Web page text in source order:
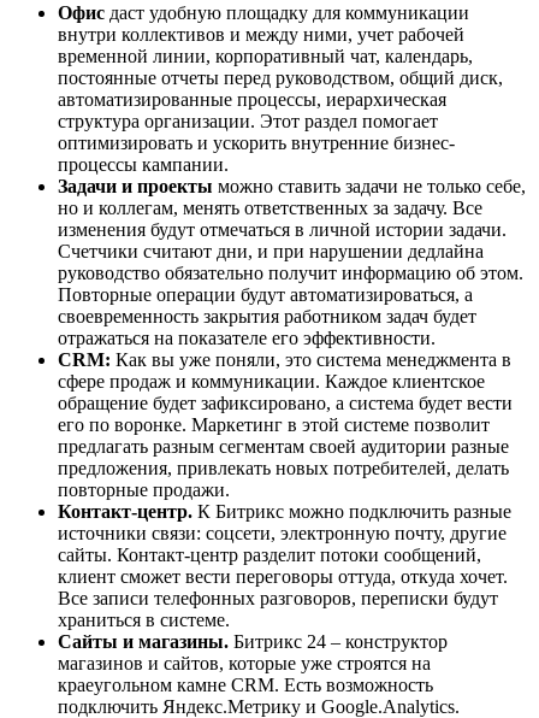
Офис даст удобную площадку для коммуникации
внутри коллективов и между ними, учет рабочей
временной линии, корпоративный чат, календарь,
постоянные отчеты перед руководством, общий диск,
автоматизированные процессы, иерархическая
структура организации. Этот раздел помогает
оптимизировать и ускорить внутренние бизнес-
процессы кампании.
Задачи и проекты можно ставить задачи не только себе,
но и коллегам, менять ответственных за задачу. Все
изменения будут отмечаться в личной истории задачи.
Счетчики считают дни, и при нарушении дедлайна
руководство обязательно получит информацию об этом.
Повторные операции будут автоматизироваться, а
своевременность закрытия работником задач будет
отражаться на показателе его эффективности.
CRM: Как вы уже поняли, это система менеджмента в
сфере продаж и коммуникации. Каждое клиентское
обращение будет зафиксировано, а система будет вести
его по воронке. Маркетинг в этой системе позволит
предлагать разным сегментам своей аудитории разные
предложения, привлекать новых потребителей, делать
повторные продажи.
Контакт-центр. К Битрикс можно подключить разные
источники связи: соцсети, электронную почту, другие
сайты. Контакт-центр разделит потоки сообщений,
клиент сможет вести переговоры оттуда, откуда хочет.
Все записи телефонных разговоров, переписки будут
храниться в системе.
Сайты и магазины. Битрикс 24 – конструктор
магазинов и сайтов, которые уже строятся на
краеугольном камне CRM. Есть возможность
подключить Яндекс.Метрику и Google.Analytics.